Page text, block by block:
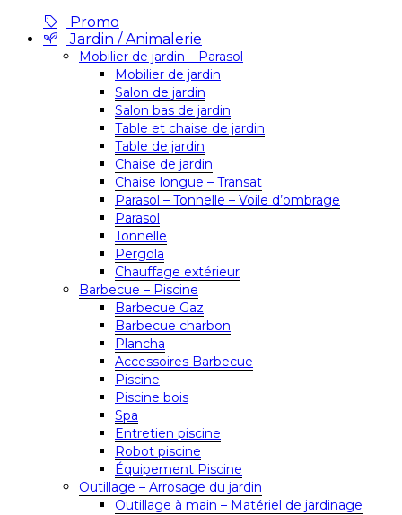
Promo
Jardin / Animalerie
Mobilier de jardin – Parasol
Mobilier de jardin
Salon de jardin
Salon bas de jardin
Table et chaise de jardin
Table de jardin
Chaise de jardin
Chaise longue – Transat
Parasol – Tonnelle – Voile d’ombrage
Parasol
Tonnelle
Pergola
Chauffage extérieur
Barbecue – Piscine
Barbecue Gaz
Barbecue charbon
Plancha
Accessoires Barbecue
Piscine
Piscine bois
Spa
Entretien piscine
Robot piscine
Équipement Piscine
Outillage – Arrosage du jardin
Outillage à main – Matériel de jardinage